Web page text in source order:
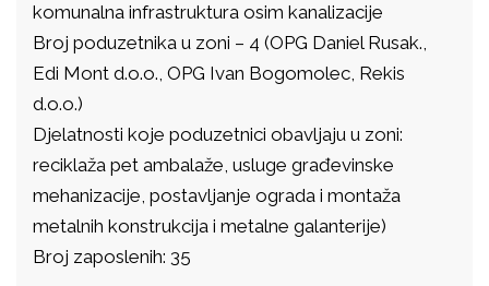
komunalna infrastruktura osim kanalizacije
Broj poduzetnika u zoni – 4 (OPG Daniel Rusak.,
Edi Mont d.o.o., OPG Ivan Bogomolec, Rekis
d.o.o.)
Djelatnosti koje poduzetnici obavljaju u zoni:
reciklaža pet ambalaže, usluge građevinske
mehanizacije, postavljanje ograda i montaža
metalnih konstrukcija i metalne galanterije)
Broj zaposlenih: 35